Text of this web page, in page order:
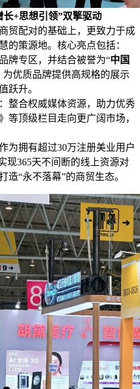
+思想引领”双擎驱动
贸配对的基础上，更致力于成
的策源地。核心亮点包括：
牌专区，并结合被誉为“中国
优质品牌提供高规格的展示
跃升。
：整合权威媒体资源，助力优秀
等顶级栏目走向更广阔市场，
为拥有超过30万注册美业用户
现365天不间断的线上资源对
造“永不落幕”的商贸生态。